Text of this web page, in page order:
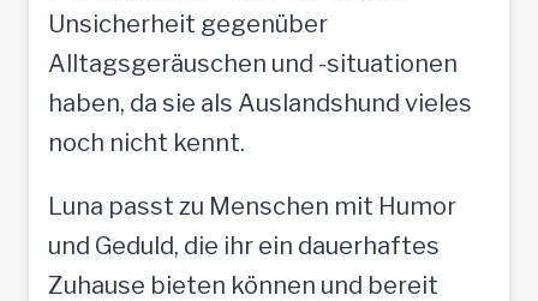
Unsicherheit gegenüber
Alltagsgeräuschen und -situationen
haben, da sie als Auslandshund vieles
noch nicht kennt.
Luna passt zu Menschen mit Humor
und Geduld, die ihr ein dauerhaftes
Zuhause bieten können und bereit